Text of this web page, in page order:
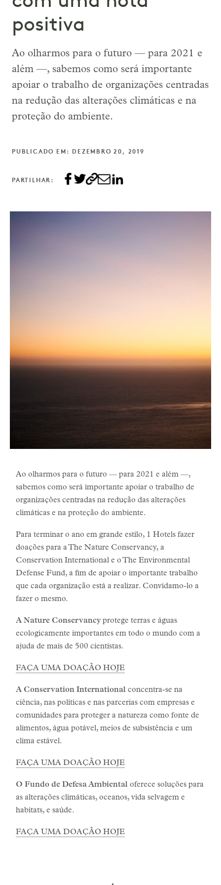
positiva
Ao olharmos para o futuro — para 2021 e
além —, sabemos como será importante
apoiar o trabalho de organizações centradas
na redução das alterações climáticas e na
proteção do ambiente.
PUBLICADO EM: DEZEMBRO 20, 2019
PARTILHAR:
Ao olharmos para o futuro — para 2021 e além —,
sabemos como será importante apoiar o trabalho de
organizações centradas na redução das alterações
climáticas e na proteção do ambiente.
Para terminar o ano em grande estilo, 1 Hotels fazer
doações para a The Nature Conservancy, a
Conservation International e o The Environmental
Defense Fund, a fim de apoiar o importante trabalho
que cada organização está a realizar. Convidamo-lo a
fazer o mesmo.
A Nature Conservancyprotege terras e águas
ecologicamente importantes em todo o mundo com a
ajuda de mais de 500 cientistas.
FAÇA UMA DOAÇÃO HOJE
A Conservation International concentra-se na
ciência, nas políticas e nas parcerias com empresas e
comunidades para proteger a natureza como fonte de
alimentos, água potável, meios de subsistência e um
clima estável.
FAÇA UMA DOAÇÃO HOJE
O Fundo de Defesa Ambiental oferece soluções para
as alterações climáticas, oceanos, vida selvagem e
habitats, e saúde.
FAÇA UMA DOAÇÃO HOJE